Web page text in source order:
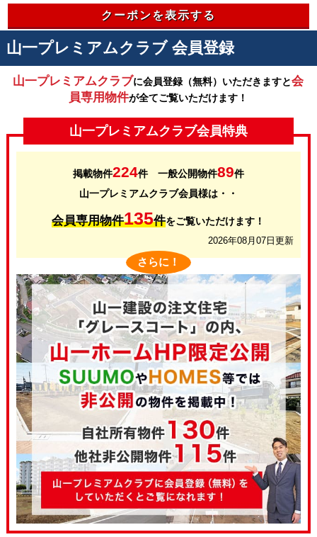
クーポンを表示する
山一プレミアムクラブ 会員登録
山一プレミアムクラブに会員登録（無料）いただきますと会
員専用物件が全てご覧いただけます！
山一プレミアムクラブ会員特典
掲載物件224件 一般公開物件89件
山一プレミアムクラブ会員様は・・
会員専用物件135件をご覧いただけます！
2026年08月07日更新
さらに！